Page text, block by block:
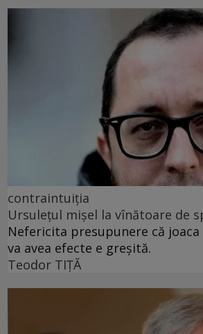
contraintuiția
Ursulețul mișel la vînătoare de
Nefericita presupunere că
va avea efecte e greșită.
Teodor TIŢĂ